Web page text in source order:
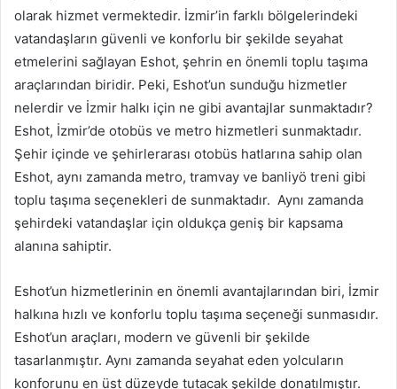
olarak hizmet vermektedir. İzmir’in farklı bölgelerindeki
vatandaşların güvenli ve konforlu bir şekilde seyahat
etmelerini sağlayan Eshot, şehrin en önemli toplu taşıma
araçlarından biridir. Peki, Eshot’un sunduğu hizmetler
nelerdir ve İzmir halkı için ne gibi avantajlar sunmaktadır?
Eshot, İzmir’de otobüs ve metro hizmetleri sunmaktadır.
Şehir içinde ve şehirlerarası otobüs hatlarına sahip olan
Eshot, aynı zamanda metro, tramvay ve banliyö treni gibi
toplu taşıma seçenekleri de sunmaktadır. Aynı zamanda
şehirdeki vatandaşlar için oldukça geniş bir kapsama
alanına sahiptir.
Eshot’un hizmetlerinin en önemli avantajlarından biri, İzmir
halkına hızlı ve konforlu toplu taşıma seçeneği sunmasıdır.
Eshot’un araçları, modern ve güvenli bir şekilde
tasarlanmıştır. Aynı zamanda seyahat eden yolcuların
konforunu en üst düzeyde tutacak şekilde donatılmıştır.